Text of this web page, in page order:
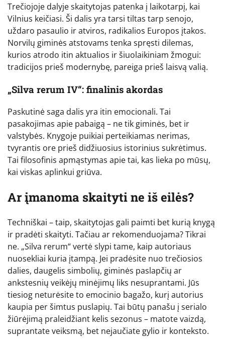
Trečiojoje dalyje skaitytojas patenka į laikotarpį, kai
Vilnius keičiasi. Ši dalis yra tarsi tiltas tarp senojo,
uždaro pasaulio ir atviros, radikalios Europos įtakos.
Norvilų giminės atstovams tenka spręsti dilemas,
kurios atrodo itin aktualios ir šiuolaikiniam žmogui:
tradicijos prieš modernybę, pareiga prieš laisvą valią.
„Silva rerum IV“: finalinis akordas
Paskutinė saga dalis yra itin emocionali. Tai
pasakojimas apie pabaigą – ne tik giminės, bet ir
valstybės. Knygoje puikiai perteikiamas nerimas,
tvyrantis ore prieš didžiuosius istorinius sukrėtimus.
Tai filosofinis apmąstymas apie tai, kas lieka po mūsų,
kai viskas aplinkui griūva.
Ar įmanoma skaityti ne iš eilės?
Techniškai – taip, skaitytojas gali paimti bet kurią knygą
ir pradėti skaityti. Tačiau ar rekomenduojama? Tikrai
ne. „Silva rerum“ vertė slypi tame, kaip autoriaus
nuosekliai kuria įtampą. Jei pradėsite nuo trečiosios
dalies, daugelis simbolių, giminės paslapčių ar
ankstesnių veikėjų minėjimų liks nesuprantami. Jūs
tiesiog neturėsite to emocinio bagažo, kurį autorius
kaupia per šimtus puslapių. Tai būtų panašu į serialo
žiūrėjimą praleidžiant kelis sezonus – matote vaizdą,
suprantate veiksmą, bet nejaučiate gylio ir konteksto.